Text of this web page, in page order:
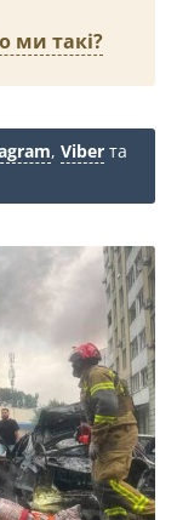
ми такі?
, Viber та